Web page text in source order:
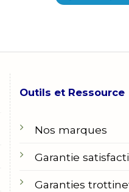
Outils et Ressource
Nos marques
Garantie
Garanties